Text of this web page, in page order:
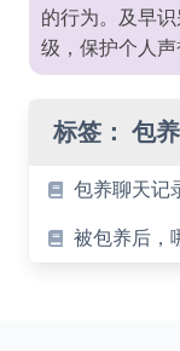
的行为。及早
级，保护个人声
标签： 包
包养聊天记
被包养后，